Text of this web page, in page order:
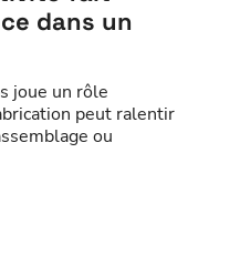
dans un
joue un rôle
peut ralentir
ou